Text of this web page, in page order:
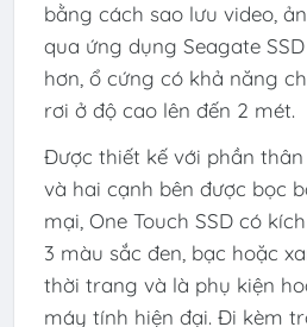
bằng cách sao lưu video,
qua ứng dụng Seagate
hơn, ổ cứng có khả năng
rơi ở độ cao lên đến 2 mét.
Được thiết kế với phần
và hai cạnh bên được bọc
mại, One Touch SSD có
3 màu sắc đen, bạc hoặc
thời trang và là phụ kiện
máy tính hiện đại. Đi kèm